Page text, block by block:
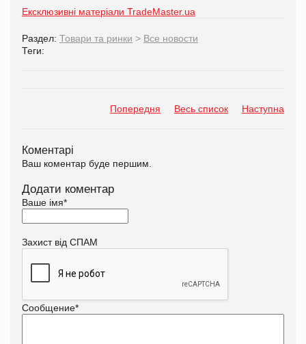
Ексклюзивні матеріали TradeMaster.ua
Раздел: Товари та ринки > Все новости
Теги:
Попередня Весь список Наступна
Коментарі
Ваш коментар буде першим.
Додати коментар
Ваше імя*
Захист від СПАМ
Сообщение*